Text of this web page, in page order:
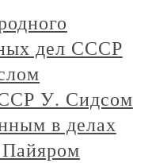
дел СССР
У. Сидсом
в делах